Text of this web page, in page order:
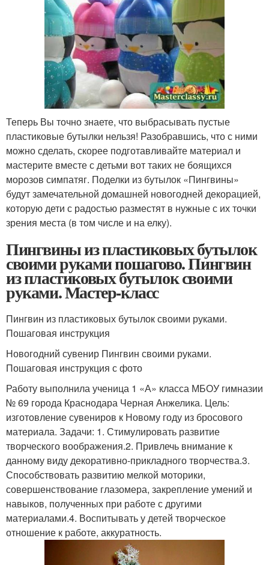
Теперь Вы точно знаете, что выбрасывать пустые
пластиковые бутылки нельзя! Разобравшись, что с ними
можно сделать, скорее подготавливайте материал и
мастерите вместе с детьми вот таких не боящихся
морозов симпатяг. Поделки из бутылок «Пингвины»
будут замечательной домашней новогодней декорацией,
которую дети с радостью разместят в нужные с их точки
зрения места (в том числе и на елку).
Пингвины из пластиковых бутылок
своими руками пошагово. Пингвин
из пластиковых бутылок своими
руками. Мастер-класс
Пингвин из пластиковых бутылок своими руками.
Пошаговая инструкция
Новогодний сувенир Пингвин своими руками.
Пошаговая инструкция с фото
Работу выполнила ученица 1 «А» класса МБОУ гимназии
№ 69 города Краснодара Черная Анжелика. Цель:
изготовление сувениров к Новому году из бросового
материала. Задачи: 1. Стимулировать развитие
творческого воображения.2. Привлечь внимание к
данному виду декоративно-прикладного творчества.3.
Способствовать развитию мелкой моторики,
совершенствование глазомера, закрепление умений и
навыков, полученных при работе с другими
материалами.4. Воспитывать у детей творческое
отношение к работе, аккуратность.